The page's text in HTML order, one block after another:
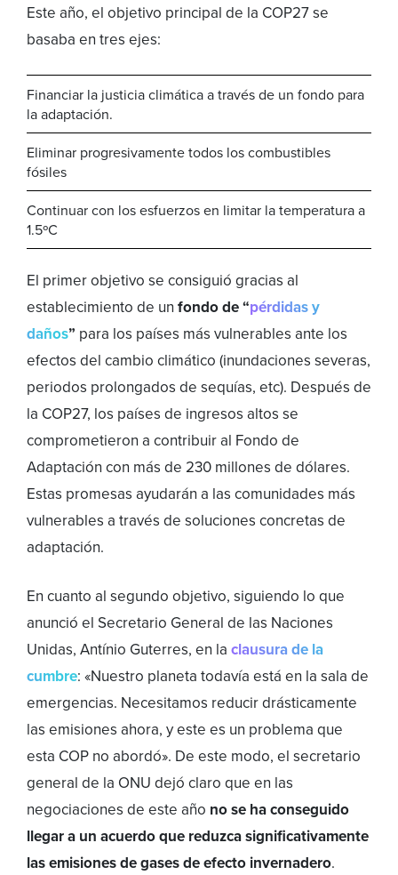
Este año, el objetivo principal de la COP27 se
basaba en tres ejes:
Financiar la justicia climática a través de un fondo para
la adaptación.
Eliminar progresivamente todos los combustibles
fósiles
Continuar con los esfuerzos en limitar la temperatura a
1.5ºC
El primer objetivo se consiguió gracias al
establecimiento de un fondo de “pérdidas y
daños” para los países más vulnerables ante los
efectos del cambio climático (inundaciones severas,
periodos prolongados de sequías, etc). Después de
la COP27, los países de ingresos altos se
comprometieron a contribuir al Fondo de
Adaptación con más de 230 millones de dólares.
Estas promesas ayudarán a las comunidades más
vulnerables a través de soluciones concretas de
adaptación.
En cuanto al segundo objetivo, siguiendo lo que
anunció el Secretario General de las Naciones
Unidas, Antínio Guterres, en la clausura de la
cumbre: «Nuestro planeta todavía está en la sala de
emergencias. Necesitamos reducir drásticamente
las emisiones ahora, y este es un problema que
esta COP no abordó». De este modo, el secretario
general de la ONU dejó claro que en las
negociaciones de este año no se ha conseguido
llegar a un acuerdo que reduzca significativamente
las emisiones de gases de efecto invernadero.